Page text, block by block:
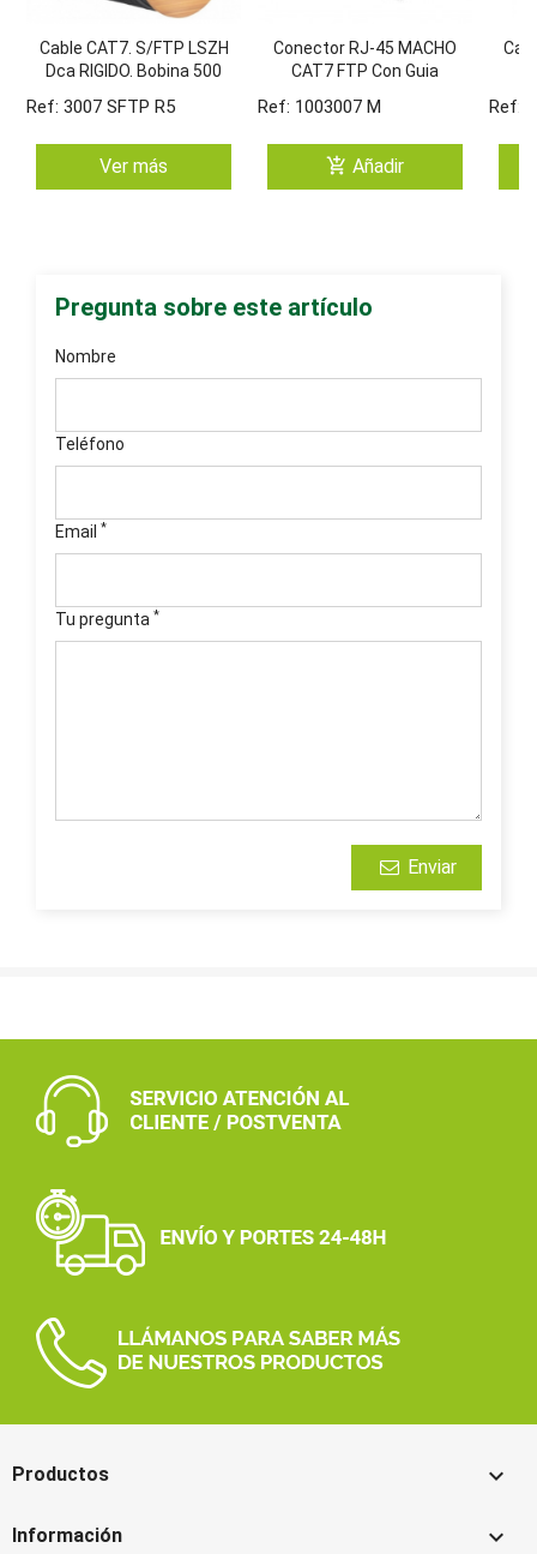
Cable CAT7. S/FTP LSZH
Dca RIGIDO. Bobina 500
Ref: 3007 SFTP R5
Ver más
Conector RJ-45 MACHO
CAT7 FTP Con Guia
Unid.
Ref: 1003007 M
add_shopping_cart Añadir
Ref:
Pregunta sobre este artículo
Nombre
Teléfono
Email *
Tu pregunta *
Enviar
Productos 
Información 